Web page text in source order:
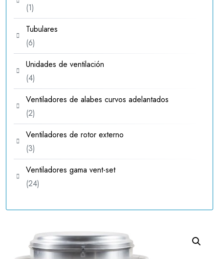
11
producto
Tubulares
66
productos
Unidades de ventilación
44
productos
Ventiladores de alabes curvos adelantados
22
productos
Ventiladores de rotor externo
33
productos
Ventiladores gama vent-set
2424